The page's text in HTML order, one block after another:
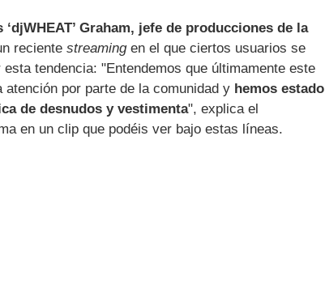
‘djWHEAT’ Graham, jefe de producciones de la
reciente streamingen el que ciertos usuarios se
tendencia: "Entendemos que últimamente este
por parte de la comunidad y hemos estado
de desnudos y vestimenta", explica el
en un clip que podéis ver bajo estas líneas.